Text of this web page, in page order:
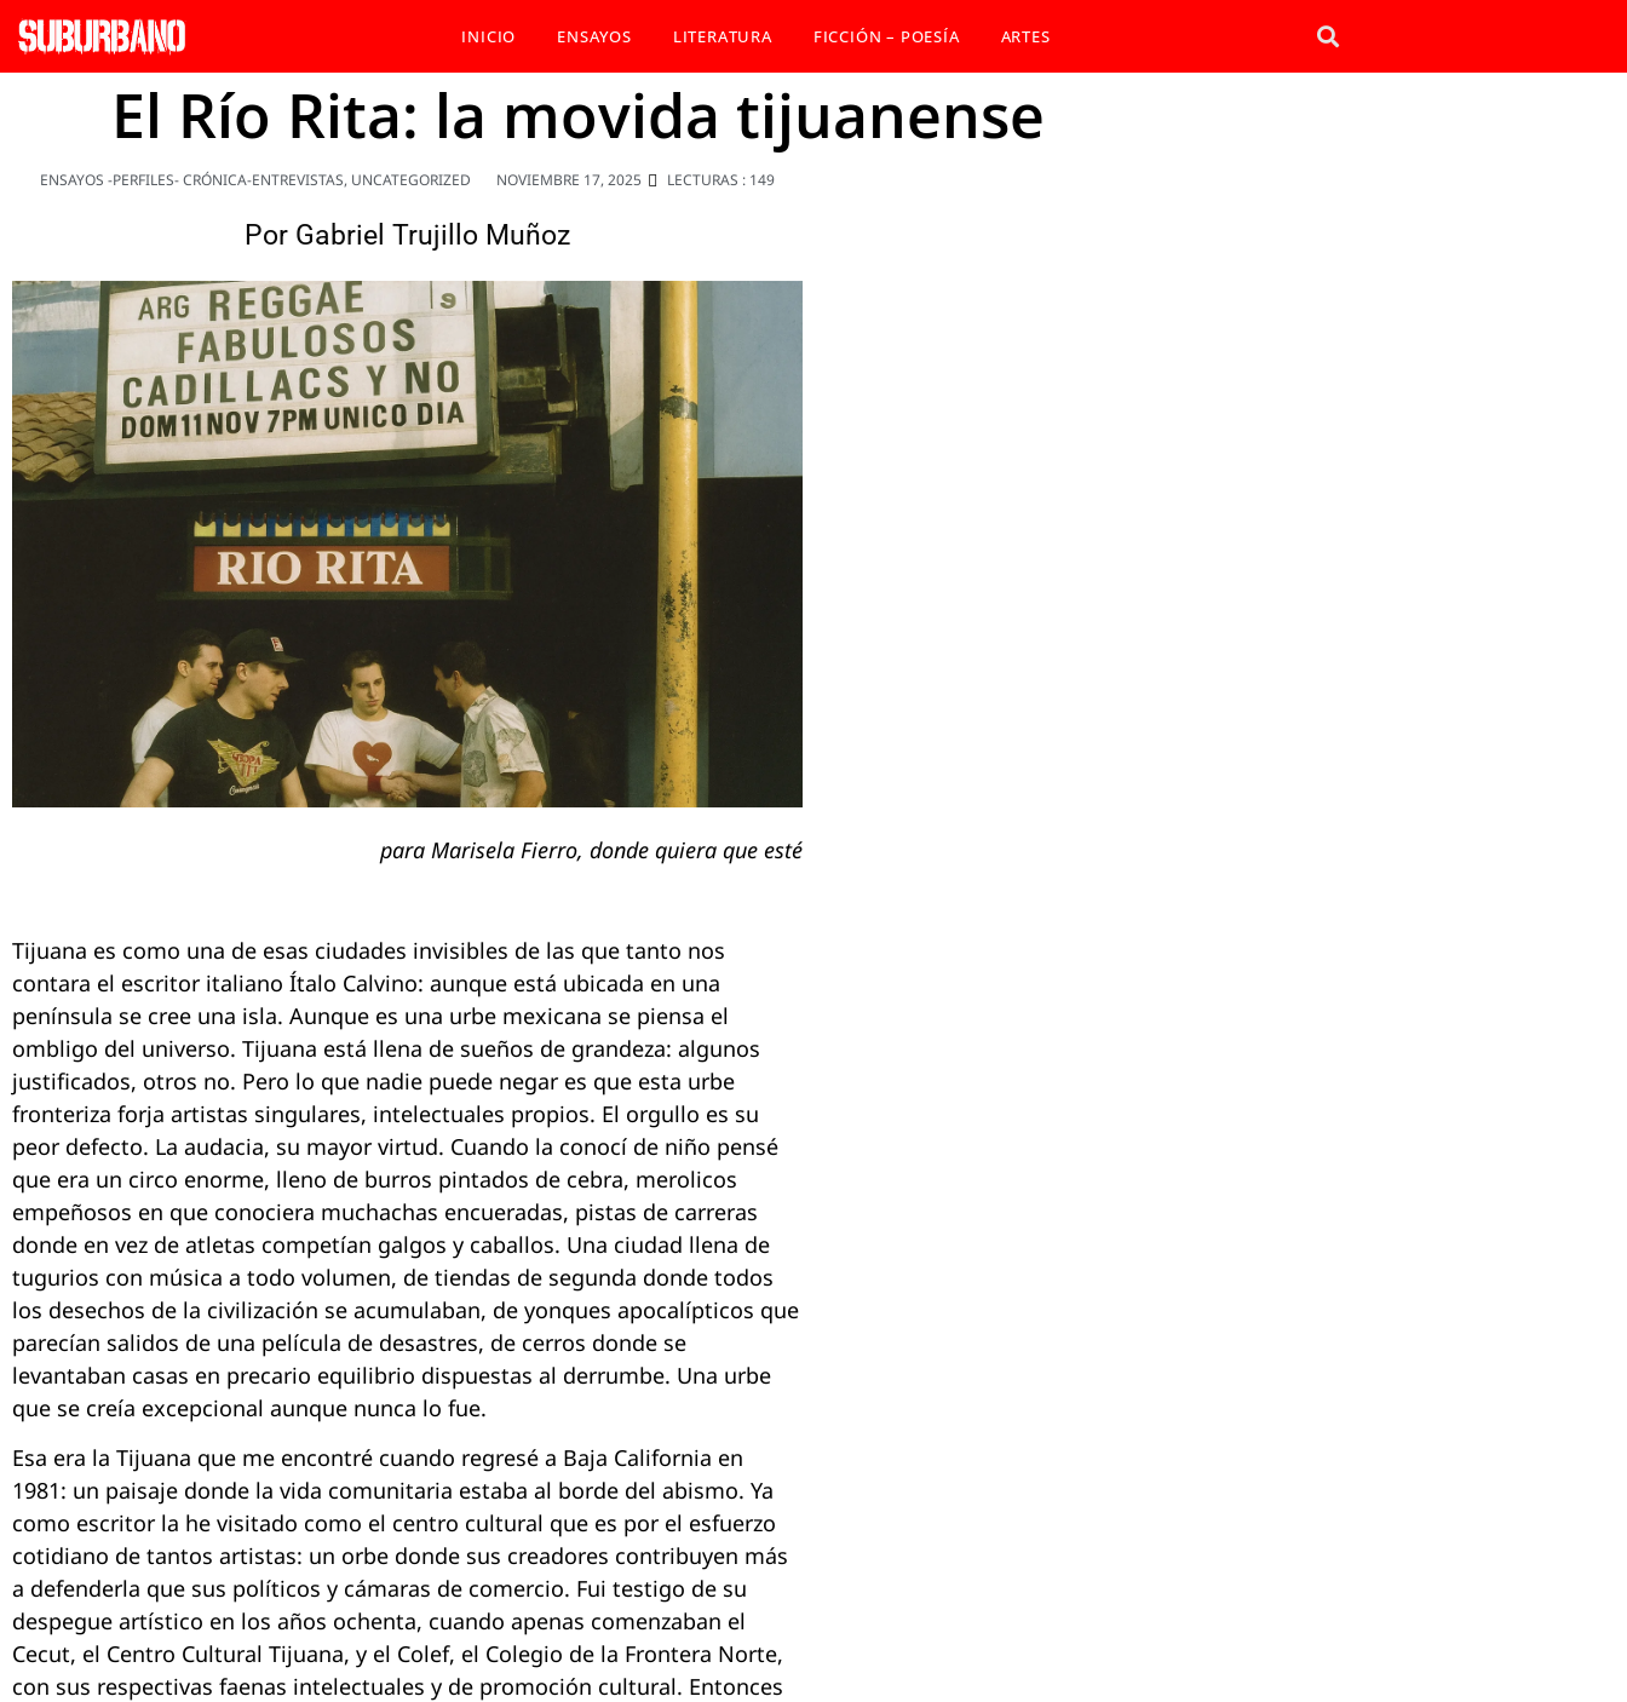
INICIO ENSAYOS LITERATURA FICCIÓN – POESÍA ARTES
El Río Rita: la movida tijuanense
ENSAYOS -PERFILES- CRÓNICA-ENTREVISTAS, UNCATEGORIZED NOVIEMBRE 17, 2025 LECTURAS : 149
Por Gabriel Trujillo Muñoz
para Marisela Fierro, donde quiera que esté
Tijuana es como una de esas ciudades invisibles de las que tanto nos
contara el escritor italiano Ítalo Calvino: aunque está ubicada en una
península se cree una isla. Aunque es una urbe mexicana se piensa el
ombligo del universo. Tijuana está llena de sueños de grandeza: algunos
justificados, otros no. Pero lo que nadie puede negar es que esta urbe
fronteriza forja artistas singulares, intelectuales propios. El orgullo es su
peor defecto. La audacia, su mayor virtud. Cuando la conocí de niño pensé
que era un circo enorme, lleno de burros pintados de cebra, merolicos
empeñosos en que conociera muchachas encueradas, pistas de carreras
donde en vez de atletas competían galgos y caballos. Una ciudad llena de
tugurios con música a todo volumen, de tiendas de segunda donde todos
los desechos de la civilización se acumulaban, de yonques apocalípticos que
parecían salidos de una película de desastres, de cerros donde se
levantaban casas en precario equilibrio dispuestas al derrumbe. Una urbe
que se creía excepcional aunque nunca lo fue.
Esa era la Tijuana que me encontré cuando regresé a Baja California en
1981: un paisaje donde la vida comunitaria estaba al borde del abismo. Ya
como escritor la he visitado como el centro cultural que es por el esfuerzo
cotidiano de tantos artistas: un orbe donde sus creadores contribuyen más
a defenderla que sus políticos y cámaras de comercio. Fui testigo de su
despegue artístico en los años ochenta, cuando apenas comenzaban el
Cecut, el Centro Cultural Tijuana, y el Colef, el Colegio de la Frontera Norte,
con sus respectivas faenas intelectuales y de promoción cultural. Entonces